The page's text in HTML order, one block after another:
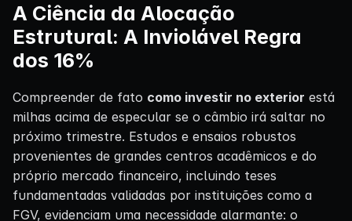
A Ciência da Alocação
Estrutural: A Inviolável Regra
dos 16%
Compreender de fato como investir no exterior está
milhas acima de especular se o câmbio irá saltar no
próximo trimestre. Estudos e ensaios robustos
provenientes de grandes centros acadêmicos e do
próprio mercado financeiro, incluindo teses
fundamentadas validadas por instituições como a
FGV, evidenciam uma necessidade alarmante: o